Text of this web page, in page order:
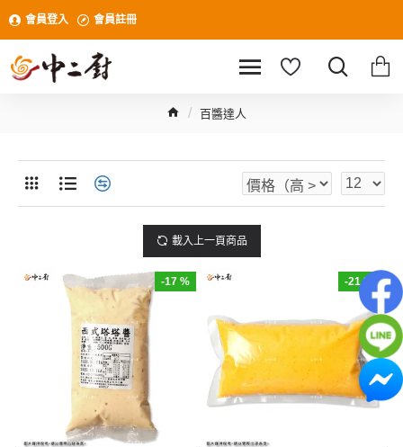
會員登入 會員註冊
百醬達人
載入上一頁商品
-17 % -21 %